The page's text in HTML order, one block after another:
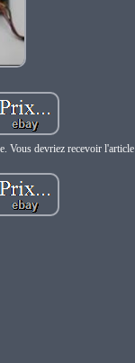
devriez recevoir